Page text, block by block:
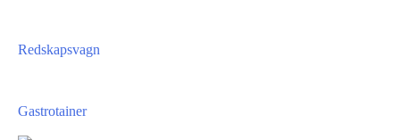
Redskapsvagn
Gastrotainer